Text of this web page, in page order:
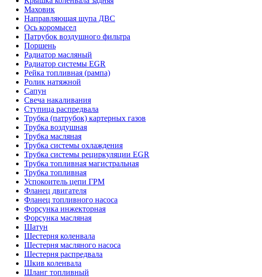
Маховик
Направляющая щупа ДВС
Ось коромысел
Патрубок воздушного фильтра
Поршень
Радиатор масляный
Радиатор системы EGR
Рейка топливная (рампа)
Ролик натяжной
Сапун
Свеча накаливания
Ступица распредвала
Трубка (патрубок) картерных газов
Трубка воздушная
Трубка масляная
Трубка системы охлаждения
Трубка системы рециркуляции EGR
Трубка топливная магистральная
Трубка топливная
Успокоитель цепи ГРМ
Фланец двигателя
Фланец топливного насоса
Форсунка инжекторная
Форсунка масляная
Шатун
Шестерня коленвала
Шестерня масляного насоса
Шестерня распредвала
Шкив коленвала
Шланг топливный